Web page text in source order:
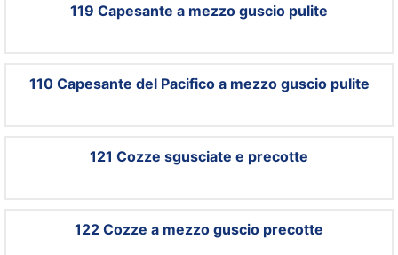
119 Capesante a mezzo guscio pulite
110 Capesante del Pacifico a mezzo guscio pulite
121 Cozze sgusciate e precotte
122 Cozze a mezzo guscio precotte